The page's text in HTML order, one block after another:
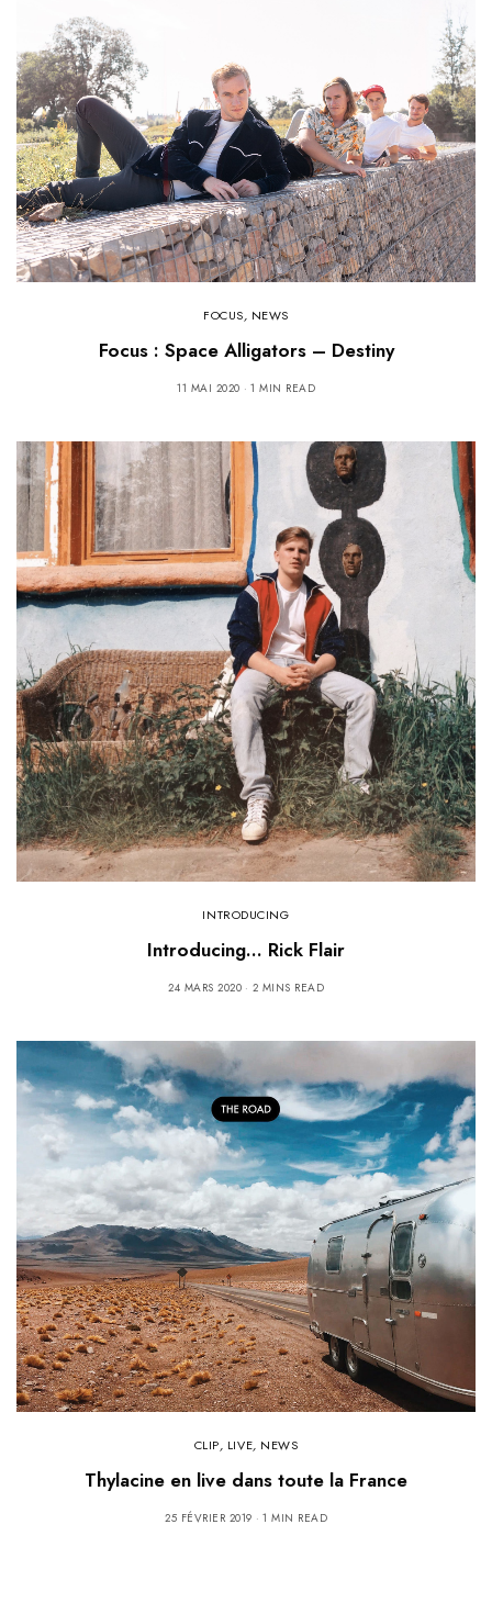
FOCUS, NEWS
Focus : Space Alligators – Destiny
11 MAI 2020 1 MIN READ
INTRODUCING
Introducing… Rick Flair
24 MARS 2020 2 MINS READ
CLIP, LIVE, NEWS
Thylacine en live dans toute la France
25 FÉVRIER 2019 1 MIN READ